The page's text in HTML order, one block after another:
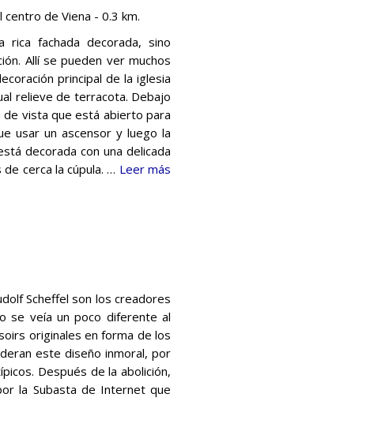
centro de Viena - 0.3 km.
fachada decorada, sino
Allí se pueden ver muchos
principal de la iglesia
relieve de terracota. Debajo
de vista que está abierto para
usar un ascensor y luego la
decorada con una delicada
cerca la cúpula. … Leer más
Scheffel son los creadores
se veía un poco diferente al
originales en forma de los
este diseño inmoral, por
Después de la abolición,
la Subasta de Internet que